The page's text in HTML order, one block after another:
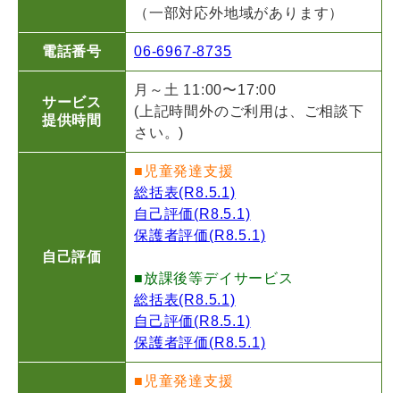
（一部対応外地域があります）
電話番号 06-6967-8735
サービス
提供時間
月～土 11:00〜17:00
(上記時間外のご利用は、ご相談下
さい。)
自己評価
■児童発達支援
総括表(R8.5.1)
自己評価(R8.5.1)
保護者評価(R8.5.1)
■放課後等デイサービス
総括表(R8.5.1)
自己評価(R8.5.1)
保護者評価(R8.5.1)
■児童発達支援